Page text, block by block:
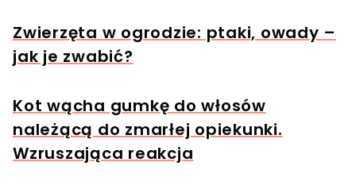
Zwierzęta w ogrodzie: ptaki, owady –
jak je zwabić?
Kot wącha gumkę do włosów
należącą do zmarłej opiekunki.
Wzruszająca reakcja